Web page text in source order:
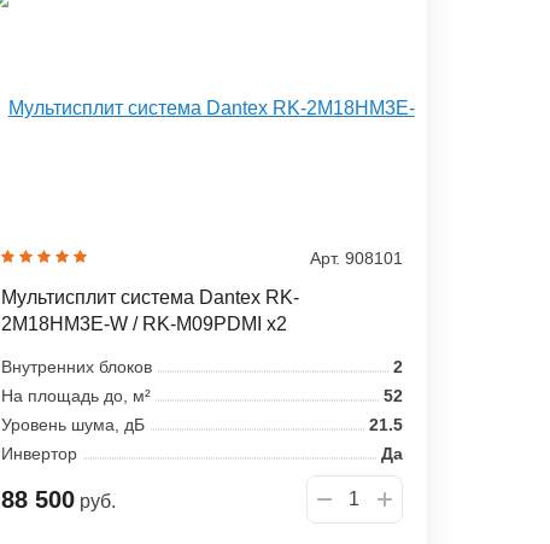
Арт. 908101
Мультисплит система Dantex RK-
2M18HM3E-W / RK-M09PDMI x2
Внутренних блоков
2
На площадь до, м²
52
Уровень шума, дБ
21.5
Инвертор
Да
88 500руб.